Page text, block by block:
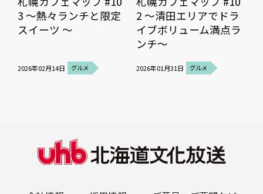
3 ～熱々ランチと限定
スイーツ ～
2026年02月14日 グルメ
2 ～清田エリアでドラ
イブボリューム満点ラ
ンチ～
2026年01月31日 グルメ